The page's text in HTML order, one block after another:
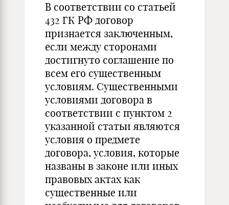
В соответствии со статьей
432 ГК РФ договор
признается заключенным,
если между сторонами
достигнуто соглашение по
всем его существенным
условиям. Существенными
условиями договора в
соответствии с пунктом 2
указанной статьи являются
условия о предмете
договора, условия, которые
названы в законе или иных
правовых актах как
существенные или